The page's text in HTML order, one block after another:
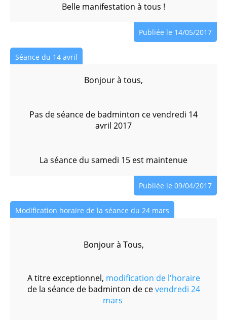
Belle manifestation à tous !
Publiée le 14/05/2017
Séance du 14 avril
Bonjour à tous,
Pas de séance de badminton ce vendredi 14
avril 2017
La séance du samedi 15 est maintenue
Publiée le 09/04/2017
Modification horaire de la séance du 24 mars
Bonjour à Tous,
A titre exceptionnel, modification de l'horaire
de la séance de badminton de cevendredi 24
mars